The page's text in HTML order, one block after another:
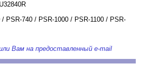
PSR-740 / PSR-1000 / PSR-1100 / PSR-
Вам на предоставленный e-mail